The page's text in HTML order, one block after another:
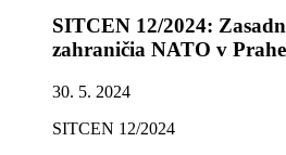
SITCEN 12/2024:
zahraničia NATO v Prahe
30. 5. 2024
SITCEN 12/2024